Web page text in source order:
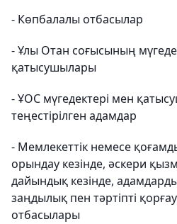
- Көпбалалы отбасылар
- Ұлы Отан соғысының
қатысушылары
- ҰОС мүгедектері мен
теңестірілген адамдар
- Мемлекеттік немесе
орындау кезінде, әскери
дайындық кезінде,
заңдылық пен тәртіпті
отбасылары